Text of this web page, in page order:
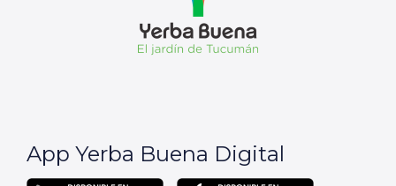
App Yerba Buena Digital